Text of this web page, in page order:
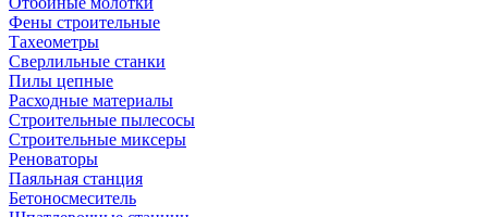
Фены строительные
Тахеометры
Сверлильные станки
Пилы цепные
Расходные материалы
Строительные пылесосы
Строительные миксеры
Реноваторы
Паяльная станция
Бетоносмеситель